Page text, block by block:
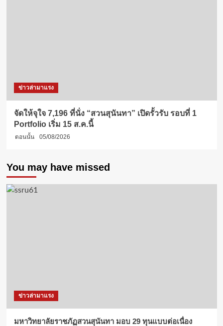
ข่าวล่ามาแรง
จัดให้จุใจ 7,196 ที่นั่ง “สวนสุนันทา” เปิดรั้วรับ รอบที่ 1
Portfolio เริ่ม 15 ส.ค.นี้
ตอนนั้น 05/08/2026
You may have missed
ข่าวล่ามาแรง
มหาวิทยาลัยราชภัฏสวนสุนันทา มอบ 29 ทุนแบบต่อเนื่อง